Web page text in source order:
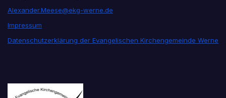
Alexander.Meese@ekg-werne.de
Impressum
Datenschutzerklärung der Evangelischen Kirchengemeinde Werne